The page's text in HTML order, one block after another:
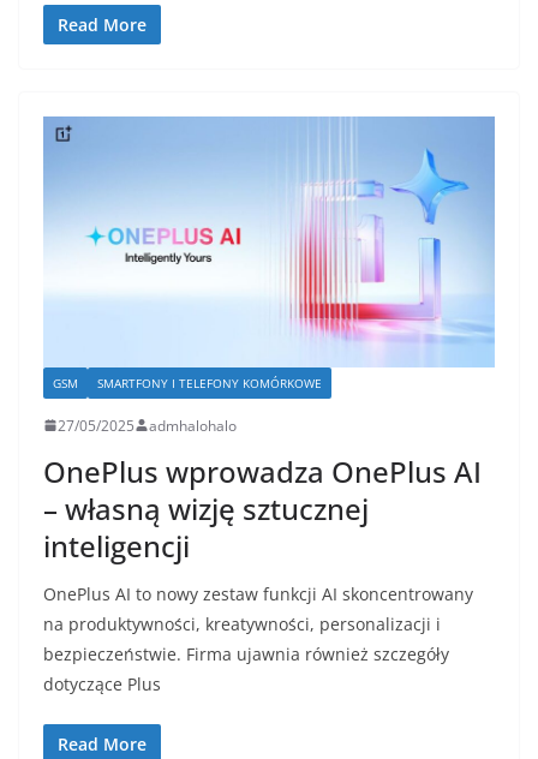
Read More
GSM SMARTFONY I TELEFONY KOMÓRKOWE
27/05/2025 admhalohalo
OnePlus wprowadza OnePlus AI
– własną wizję sztucznej
inteligencji
OnePlus AI to nowy zestaw funkcji AI skoncentrowany
na produktywności, kreatywności, personalizacji i
bezpieczeństwie. Firma ujawnia również szczegóły
dotyczące Plus
Read More